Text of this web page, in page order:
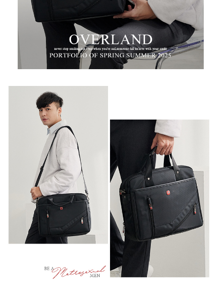
１．透過由恩沛科技股份有限公司提供之「AFTEE先享後付」服務完成之交
易，需依本服務之必要範圍內提供個人資料，並將交易相關給付款項請求債
權轉讓予恩沛科技股份有限公司。
２．關於個人資料處理事宜，請瀏覽以下網址：
https://aftee.tw/terms/#terms3
３．未成年的使用者請事先徵得法定代理人或監護人之同意方可使用
「AFTEE先享後付」，若未經同意申辦者引起之損失，本公司不負相關責
時審查核予不同之上限額度；若仍有額度不足之情形，本公司將視審查結果
請求用戶進行身份認證。
５．嚴禁一人註冊多個帳號或使用他人資訊註冊。若發現惡意使用之情形，
恩沛科技股份有限公司將有權停止該用戶之使用額度並採取法律行動。
7-11取貨付款
每筆NT$100，滿NT$699(含以上)免運費
付款後7-11取貨
每筆NT$100，滿NT$699(含以上)免運費
每筆NT$100，滿NT$999(含以上)免運費
每筆NT$100，滿NT$999(含以上)免運費
新竹物流/黑貓
每筆NT$250，滿NT$2,000(含以上)免運費